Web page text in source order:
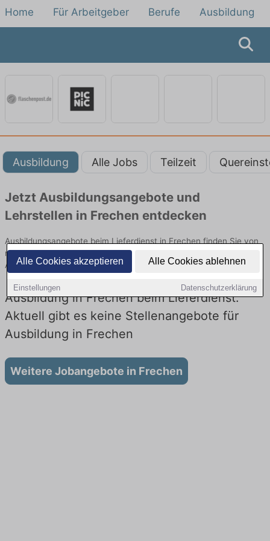
Alle Cookies akzeptieren Alle Cookies ablehnen
Einstellungen Datenschutzerklärung
Home Für Arbeitgeber Berufe Ausbildung
Ausbildung Alle Jobs Teilzeit
Jetzt Ausbildungsangebote und
Lehrstellen in Frechen entdecken
Ausbildungsangebote beim Lieferdienst in Frechen finden Sie von
namhaften Firmen. Entdecken Sie freie Optionen von Top-
Arbeitgebern und bewerben Sie sich noch heute.
Ausbildung in Frechen beim Lieferdienst:
Aktuell gibt es keine Stellenangebote für
Ausbildung in Frechen
Weitere Jobangebote in Frechen